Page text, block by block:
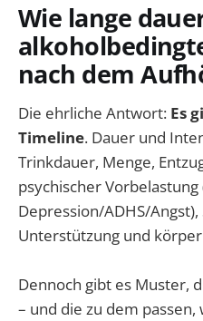
Wie lange
nach dem
Die ehrliche Antwort: Es
Timeline. Dauer und
Trinkdauer, Menge,
psychischer Vorbelastung
Depression/ADHS/
Unterstützung und
Dennoch gibt es Muster,
– und die zu dem passen,